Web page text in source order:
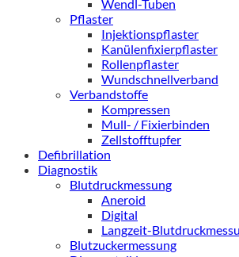
Wendl-Tuben
Pflaster
Injektionspflaster
Kanülenfixierpflaster
Rollenpflaster
Wundschnellverband
Verbandstoffe
Kompressen
Mull- / Fixierbinden
Zellstofftupfer
Defibrillation
Diagnostik
Blutdruckmessung
Aneroid
Digital
Langzeit-
Blutzuckermessung